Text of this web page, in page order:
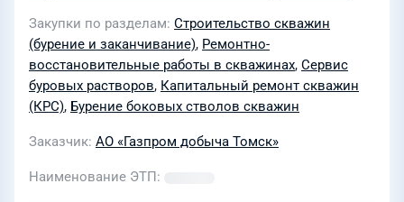
скважин для нужд АО "Томскгазпром"
Закупки по разделам Строительство скважин
(бурение и заканчивание), Ремонтно-
восстановительные работы в скважинах, Сервис
буровых растворов, Капитальный ремонт скважин
(КРС), Бурение боковых стволов скважин
Заказчик АО «Газпром добыча Томск»
Наименование ЭТП